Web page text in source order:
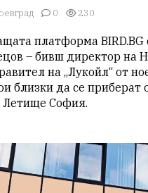
0 230
платформа BIRD.BG
– бивш директор на
на „Лукойл“ от
близки да се приберат
Летище София.